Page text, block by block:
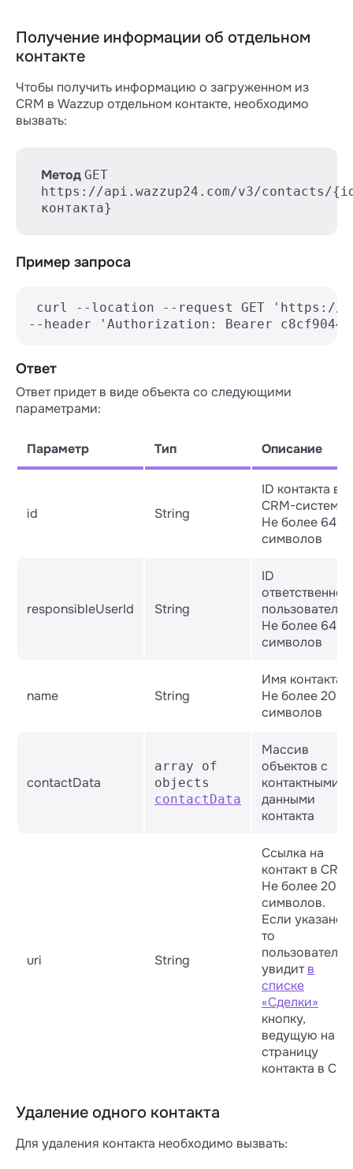
Получение информации об отдельном
контакте
Чтобы получить информацию о загруженном из
CRM в Wazzup отдельном контакте, необходимо
вызвать:
Метод GET
https://api.wazzup24.com/v3/contacts/
контакта}
Пример запроса
curl --location --request GET 'https://
--header 'Authorization: Bearer
Ответ
Ответ придет в виде объекта со следующими
параметрами:
Параметр Тип Описание
id String
ID контакта в
CRM-системе.
Не более 64
символов
responsibleUserId String
ID
пользователя.
Не более 64
символов
name String
Имя контакта.
Не более 200
символов
contactData
array of
objects
contactData
Массив
объектов с
контактными
данными
контакта
uri String
Ссылка на
контакт в CRM.
Не более 200
символов.
Если указано,
то
пользователь
увидитв
списке
«Сделки»
кнопку,
ведущую на
страницу
контакта в
Удаление одного контакта
Для удаления контакта необходимо вызвать: